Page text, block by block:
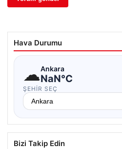
Hava Durumu
☁Ankara
NaN°C
ŞEHIR SEÇ
Bizi Takip Edin